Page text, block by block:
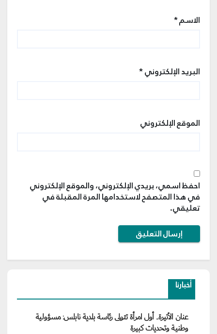
الاسم*
البريد الإلكتروني*
الموقع الإلكتروني
احفظ اسمي، بريدي الإلكتروني، والموقع الإلكتروني
في هذا المتصفح لاستخدامها المرة المقبلة في
تعليقي.
أخبارنا
عنان الأتيرة.. أول امرأة تتولى رئاسة بلدية نابلس: مسؤولية
وطنية وتحديات كبيرة